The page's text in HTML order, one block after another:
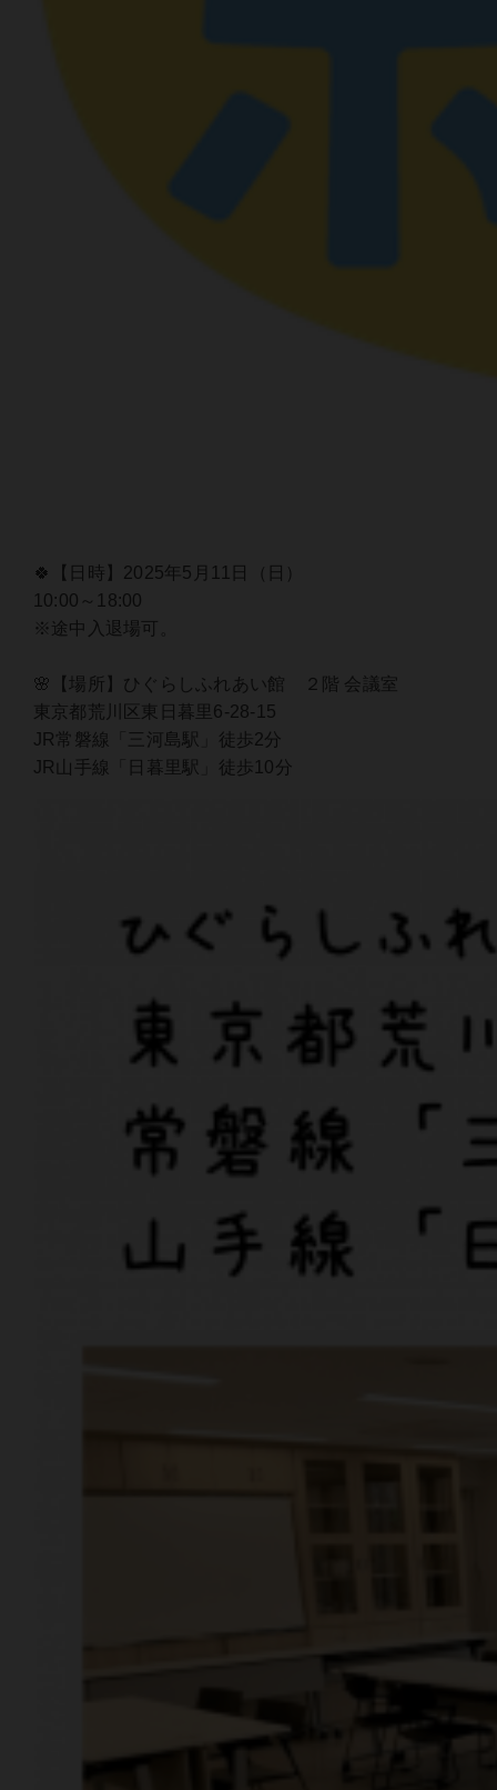
🍀【日時】2025年5月11日（日）
10:00～18:00
※途中入退場可。
🌸【場所】ひぐらしふれあい館 ２階 会議室
東京都荒川区東日暮里6-28-15
JR常磐線「三河島駅」徒歩2分
JR山手線「日暮里駅」徒歩10分